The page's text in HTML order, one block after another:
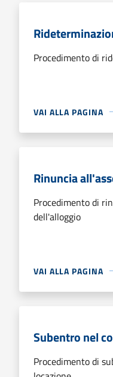
Procedimento di
VAI ALLA PAGINA
Rinuncia
Procedimento di
dell'alloggio
VAI ALLA PAGINA
Subentro nel
Procedimento di